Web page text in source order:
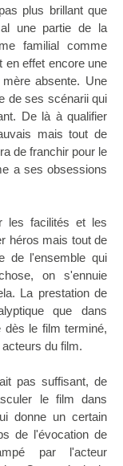
plus brillant que
une partie de la
familial comme
en effet encore une
absente. Une
de ses scénarii qui
De là à qualifier
mais tout de
de franchir pour le
a ses obsessions
les facilités et les
héros mais tout de
de l'ensemble qui
on s'ennuie
La prestation de
que dans
le film terminé,
du film.
pas suffisant, de
le film dans
donne un certain
de l'évocation de
par l'acteur